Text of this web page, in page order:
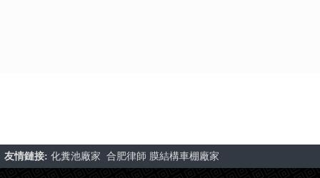
友情鏈接: 化糞池廠家 合肥律師 膜結構車棚廠家